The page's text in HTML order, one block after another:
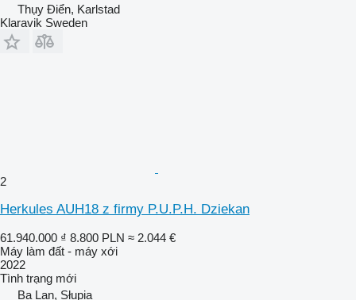
Thụy Điển, Karlstad
Klaravik Sweden
2
Herkules AUH18 z firmy P.U.P.H. Dziekan
61.940.000 ₫ 8.800 PLN ≈ 2.044 €
Máy làm đất - máy xới
2022
Tình trạng mới
Ba Lan, Słupia